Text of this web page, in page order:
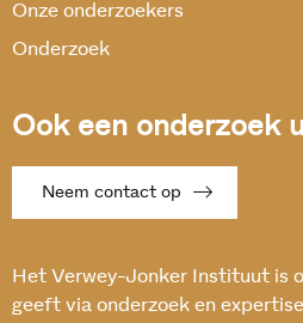
Onze onderzoekers
Onderzoek
Ook een onderzoek
Neem contact op
Het Verwey-Jonker Instituut is
geeft via onderzoek en